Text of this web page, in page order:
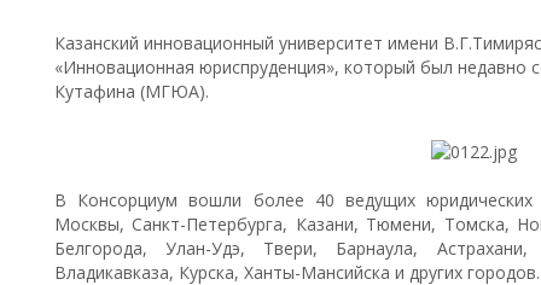
Казанский инновационный университет имени
«Инновационная юриспруденция», который был недавно
Кутафина (МГЮА).
В Консорциум вошли более 40 ведущих юридических
Москвы, Санкт-Петербурга, Казани, Тюмени, Томска,
Белгорода, Улан-Удэ, Твери, Барнаула,
Владикавказа, Курска, Ханты-Мансийска и других городов.